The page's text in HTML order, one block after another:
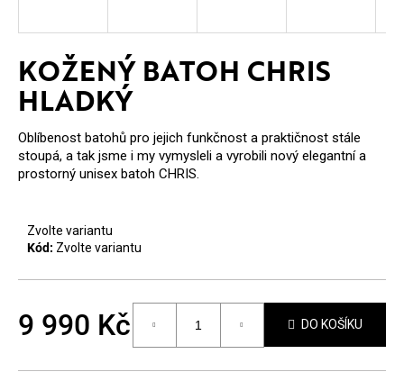
KOŽENÝ BATOH CHRIS
HLADKÝ
Oblíbenost batohů pro jejich funkčnost a praktičnost stále
stoupá, a tak jsme i my vymysleli a vyrobili nový elegantní a
prostorný unisex batoh CHRIS.
Zvolte variantu
Kód: Zvolte variantu
9 990 Kč DO KOŠÍKU
E
T
E
N
A
J
T
?